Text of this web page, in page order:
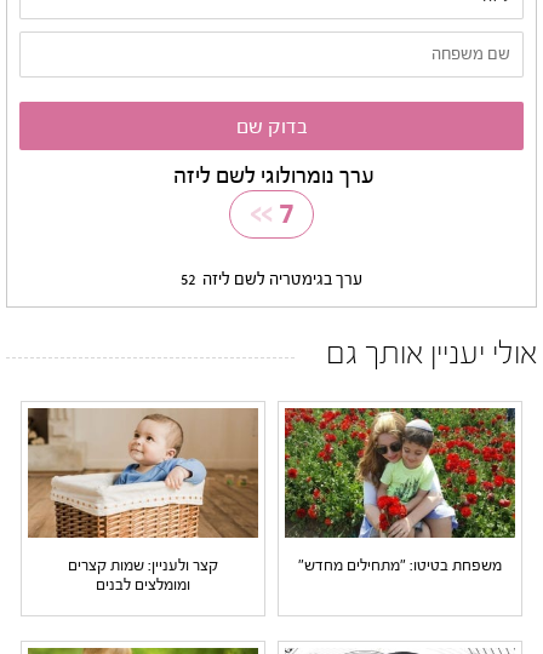
ערך נומרולוגי לשם ליזה
7
>>
ערך בגימטריה לשם ליזה 52
אולי יעניין אותך גם
משפחת בטיטו: "מתחילים מחדש"
קצר ולעניין: שמות קצרים
ומומלצים לבנים